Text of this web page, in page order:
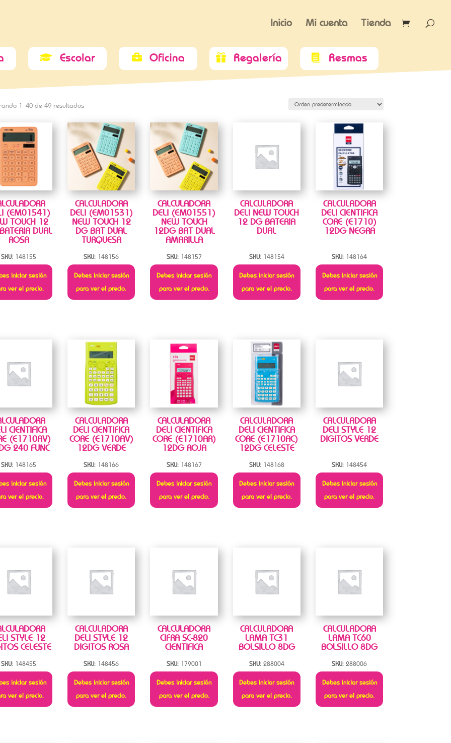
Inicio Mi cuenta Tienda
 Escolar  Oficina  Regalería  Resmas
1–40 de 49 resultados
(EM01541)
TOUCH 12
DUAL
ROSA
SKU: 148155
iniciar sesión
ver el precio.
CALCULADORA
DELI (EM01531)
NEW TOUCH 12
DG BAT DUAL
TURQUESA
SKU: 148156
Debes iniciar sesión
para ver el precio.
CALCULADORA
DELI (EM01551)
NEW TOUCH
12DG BAT DUAL
AMARILLA
SKU: 148157
Debes iniciar sesión
para ver el precio.
CALCULADORA
DELI NEW TOUCH
12 DG BATERIA
DUAL
SKU: 148154
Debes iniciar sesión
para ver el precio.
CALCULADORA
DELI CIENTIFICA
CORE (E1710)
12DG NEGRA
SKU: 148164
Debes iniciar sesión
para ver el precio.
CIENTIFICA
(E1710AV)
240 FUNC
SKU: 148165
iniciar sesión
ver el precio.
CALCULADORA
DELI CIENTIFICA
CORE (E1710AV)
12DG VERDE
SKU: 148166
Debes iniciar sesión
para ver el precio.
CALCULADORA
DELI CIENTIFICA
CORE (E1710AR)
12DG ROJA
SKU: 148167
Debes iniciar sesión
para ver el precio.
CALCULADORA
DELI CIENTIFICA
CORE (E1710AC)
12DG CELESTE
SKU: 148168
Debes iniciar sesión
para ver el precio.
CALCULADORA
DELI STYLE 12
DIGITOS VERDE
SKU: 148454
Debes iniciar sesión
para ver el precio.
STYLE 12
CELESTE
SKU: 148455
iniciar sesión
ver el precio.
CALCULADORA
DELI STYLE 12
DIGITOS ROSA
SKU: 148456
Debes iniciar sesión
para ver el precio.
CALCULADORA
CIFRA SC-820
CIENTIFICA
SKU: 179001
Debes iniciar sesión
para ver el precio.
CALCULADORA
LAMA TC31
BOLSILLO 8DG
SKU: 288004
Debes iniciar sesión
para ver el precio.
CALCULADORA
LAMA TC60
BOLSILLO 8DG
SKU: 288006
Debes iniciar sesión
para ver el precio.